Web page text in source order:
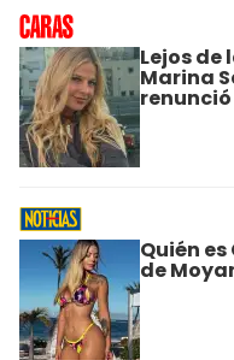
Lejos de
Marina
renunció
Quién
de